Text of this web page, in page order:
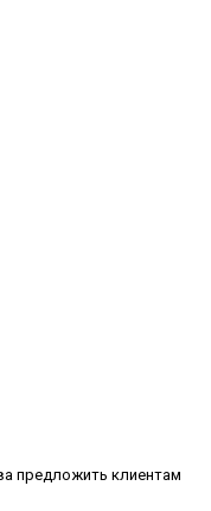
предложить клиентам